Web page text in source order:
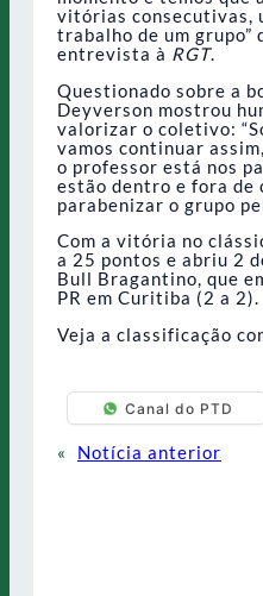
vitórias consecutivas,
trabalho de um grupo”
entrevista à RGT.
Questionado sobre a
Deyverson mostrou
valorizar o coletivo:
vamos continuar
o professor está nos
estão dentro e fora de
parabenizar o grupo
Com a vitória no
a 25 pontos e abriu 2
Bull Bragantino, que
PR em Curitiba (2 a 2).
Veja a classificação
Canal do PTD
«
Notícia anterior